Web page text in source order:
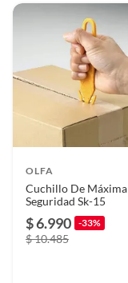
OLFA
Cuchillo De Máxima
Seguridad Sk-15
$ 6.990 -33%
$ 10.485